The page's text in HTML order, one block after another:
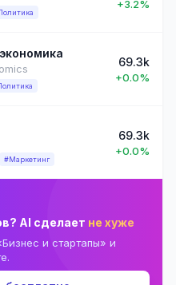
+3.2%
69.3k
+0.0%
#Маркетинг
69.3k
+0.0%
AI сделает не хуже
и стартапы» и